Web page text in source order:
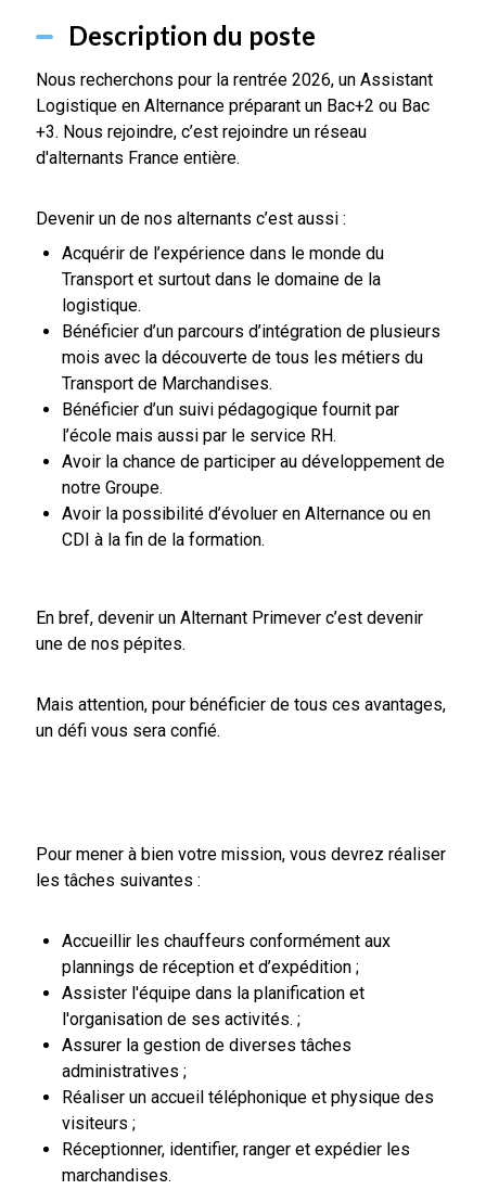
Description du poste
Nous recherchons pour la rentrée 2026, un Assistant
Logistique en Alternance préparant un Bac+2 ou Bac
+3. Nous rejoindre, c’est rejoindre un réseau
d'alternants France entière.
Devenir un de nos alternants c’est aussi :
Acquérir de l’expérience dans le monde du
Transport et surtout dans le domaine de la
logistique.
Bénéficier d’un parcours d’intégration de plusieurs
mois avec la découverte de tous les métiers du
Transport de Marchandises.
Bénéficier d’un suivi pédagogique fournit par
l’école mais aussi par le service RH.
Avoir la chance de participer au développement de
notre Groupe.
Avoir la possibilité d’évoluer en Alternance ou en
CDI à la fin de la formation.
En bref, devenir un Alternant Primever c’est devenir
une de nos pépites.
Mais attention, pour bénéficier de tous ces avantages,
un défi vous sera confié.
Pour mener à bien votre mission, vous devrez réaliser
les tâches suivantes :
Accueillir les chauffeurs conformément aux
plannings de réception et d’expédition ;
Assister l'équipe dans la planification et
l'organisation de ses activités. ;
Assurer la gestion de diverses tâches
administratives ;
Réaliser un accueil téléphonique et physique des
visiteurs ;
Réceptionner, identifier, ranger et expédier les
marchandises.